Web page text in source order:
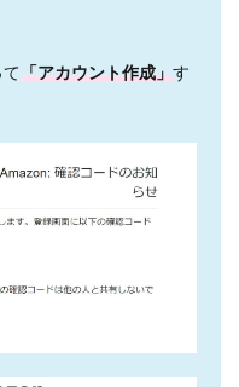
「アカウント作成」す